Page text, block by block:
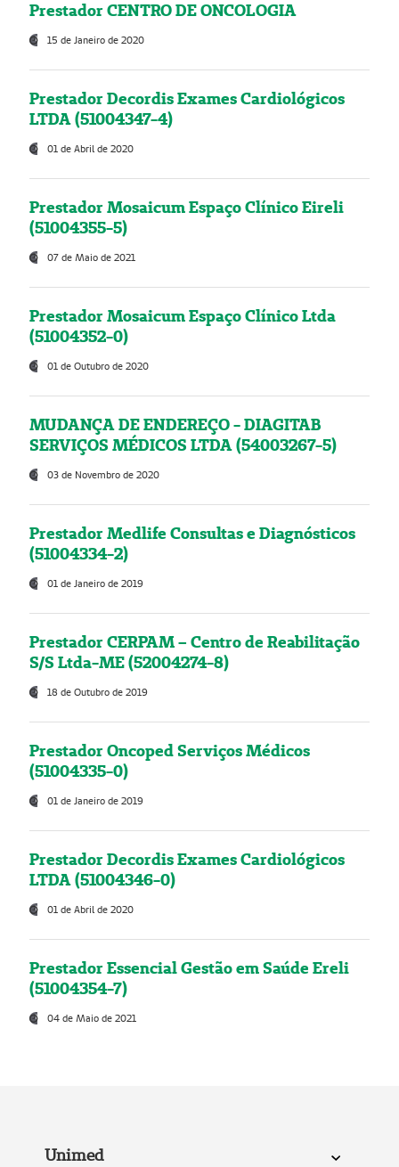
Prestador CENTRO DE ONCOLOGIA
15 de Janeiro de 2020
Prestador Decordis Exames Cardiológicos
LTDA (51004347-4)
01 de Abril de 2020
Prestador Mosaicum Espaço Clínico Eireli
(51004355-5)
07 de Maio de 2021
Prestador Mosaicum Espaço Clínico Ltda
(51004352-0)
01 de Outubro de 2020
MUDANÇA DE ENDEREÇO - DIAGITAB
SERVIÇOS MÉDICOS LTDA (54003267-5)
03 de Novembro de 2020
Prestador Medlife Consultas e Diagnósticos
(51004334-2)
01 de Janeiro de 2019
Prestador CERPAM – Centro de Reabilitação
S/S Ltda-ME (52004274-8)
18 de Outubro de 2019
Prestador Oncoped Serviços Médicos
(51004335-0)
01 de Janeiro de 2019
Prestador Decordis Exames Cardiológicos
LTDA (51004346-0)
01 de Abril de 2020
Prestador Essencial Gestão em Saúde Ereli
(51004354-7)
04 de Maio de 2021
Unimed